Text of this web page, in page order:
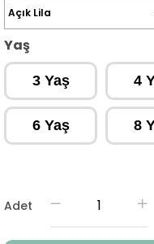
Yaş
3 Yaş 4
6 Yaş 8
Adet